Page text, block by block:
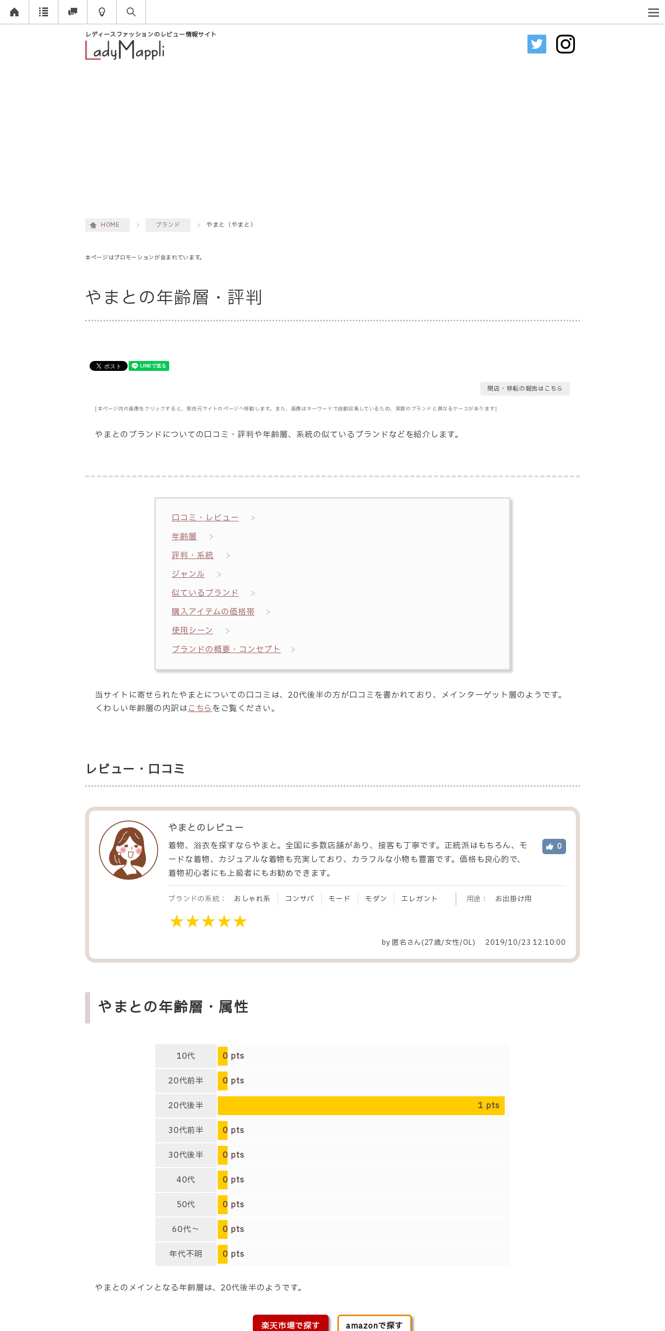
レディースファッションのレビュー情報サイト
HOME ブランド やまと（やまと）
本ページはプロモーションが含まれています。
やまとの年齢層・評判
閉店・移転の報告はこちら
[本ページ内の画像をクリックすると、販売元サイトのページへ移動します。また、画像はキーワードで自動収集しているため、実際のブランドと異なるケースがあります]
やまとのブランドについての口コミ・評判や年齢層、系統の似ているブランドなどを紹介します。
口コミ・レビュー
年齢層
評判・系統
ジャンル
似ているブランド
購入アイテムの価格帯
使用シーン
ブランドの概要・コンセプト
当サイトに寄せられたやまとについての口コミは、20代後半の方が口コミを書かれており、メインターゲット層のようです。
くわしい年齢層の内訳はこちらをご覧ください。
レビュー・口コミ
やまとのレビュー
0
着物、浴衣を探すならやまと。全国に多数店舗があり、接客も丁寧です。正統派はもちろん、モ
ードな着物、カジュアルな着物も充実しており、カラフルな小物も豊富です。価格も良心的で、
着物初心者にも上級者にもお勧めできます。
ブランドの系統： おしゃれ系 コンサバ モード モダン エレガント 用途： お出掛け用
by 匿名さん(27歳/女性/OL) 2019/10/23 12:10:00
やまとの年齢層・属性
10代 0 pts
20代前半 0 pts
20代後半 1 pts
30代前半 0 pts
30代後半 0 pts
40代 0 pts
50代 0 pts
60代～ 0 pts
年代不明 0 pts
やまとのメインとなる年齢層は、20代後半のようです。
楽天市場で探す amazonで探す